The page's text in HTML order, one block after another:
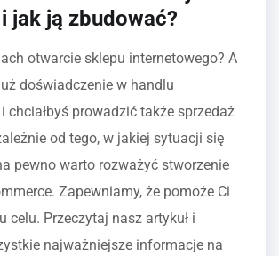
jak ją zbudować?
otwarcie sklepu internetowego? A
doświadczenie w handlu
chciałbyś prowadzić także sprzedaż
od tego, w jakiej sytuacji się
pewno warto rozważyć stworzenie
Zapewniamy, że pomoże Ci
celu. Przeczytaj nasz artykuł i
najważniejsze informacje na